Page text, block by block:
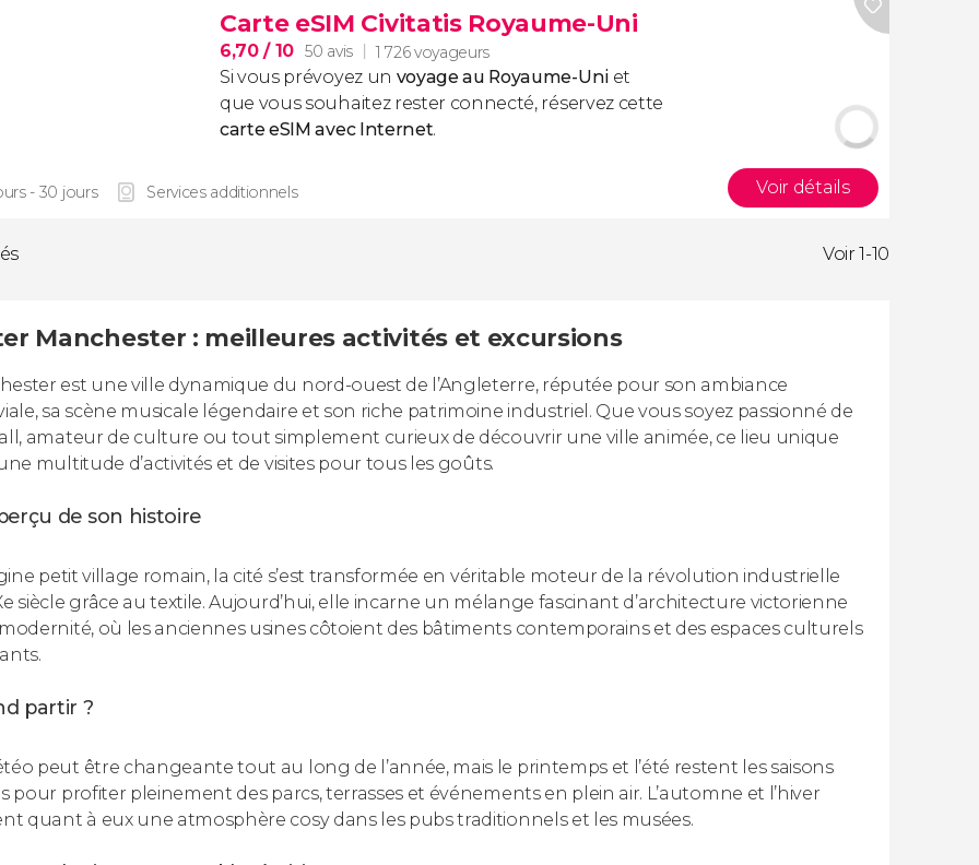
Carte eSIM Civitatis Royaume-Uni
6,70/ 10 50 avis 1 726 voyageurs
Si vous prévoyez un voyage au Royaume-Uniet
que vous souhaitez rester connecté, réservez cette
carte eSIM avec Internet.
- 30 jours Services additionnels Voir détails
Voir 1-10
Manchester : meilleures activités et excursions
est une ville dynamique du nord-ouest de l’Angleterre, réputée pour son ambiance
sa scène musicale légendaire et son riche patrimoine industriel. Que vous soyez passionné de
amateur de culture ou tout simplement curieux de découvrir une ville animée, ce lieu unique
multitude d’activités et de visites pour tous les goûts.
de son histoire
petit village romain, la cité s’est transformée en véritable moteur de la révolution industrielle
siècle grâce au textile. Aujourd’hui, elle incarne un mélange fascinant d’architecture victorienne
où les anciennes usines côtoient des bâtiments contemporains et des espaces culturels
partir ?
peut être changeante tout au long de l’année, mais le printemps et l’été restent les saisons
pour profiter pleinement des parcs, terrasses et événements en plein air. L’automne et l’hiver
quant à eux une atmosphère cosy dans les pubs traditionnels et les musées.